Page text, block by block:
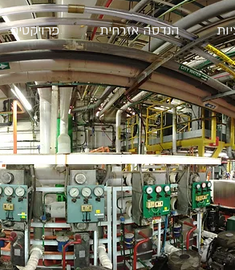
הנדסה אזרחית פרויקטים